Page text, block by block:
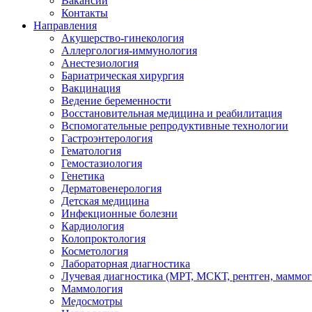
Контакты
Направления
Акушерство-гинекология
Аллергология-иммунология
Анестезиология
Бариатрическая хирургия
Вакцинация
Ведение беременности
Восстановительная медицина и реабилитация
Вспомогательные репродуктивные технологии
Гастроэнтерология
Гематология
Гемостазиология
Генетика
Дерматовенерология
Детская медицина
Инфекционные болезни
Кардиология
Колопроктология
Косметология
Лабораторная диагностика
Лучевая диагностика (МРТ, МСКТ, рентген,
Маммология
Медосмотры